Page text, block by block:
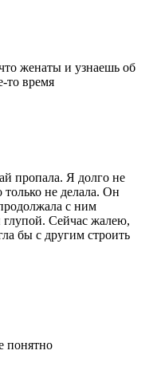
женаты и узнаешь об
то время
пропала. Я долго не
не делала. Он
с ним
глупой. Сейчас жалею,
бы с другим строить
понятно